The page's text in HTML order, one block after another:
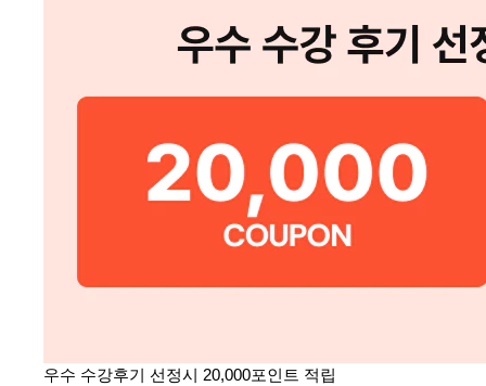
우수 수강후기 선정시 20,000포인트 적립